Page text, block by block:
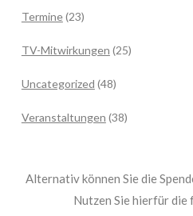
Termine(23)
TV-Mitwirkungen (25)
Uncategorized (48)
Veranstaltungen (38)
Alternativ können Sie die
Nutzen Sie hierfür die